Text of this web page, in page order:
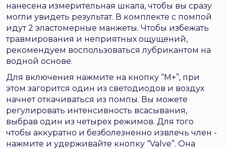
нанесена измерительная шкала, чтобы вы сразу
могли увидеть результат. В комплекте с помпой
идут 2 эластомерные манжеты. Чтобы избежать
травмирования и неприятных ощущений,
рекомендуем воспользоваться лубрикантом на
водной основе.
Для включения нажмите на кнопку “М+”, при
этом загорится один из светодиодов и воздух
начнет откачиваться из помпы. Вы можете
регулировать интенсивность всасывания,
выбрав один из четырех режимов. Для того
чтобы аккуратно и безболезненно извлечь член -
нажмите и удерживайте кнопку “Valve”. Она